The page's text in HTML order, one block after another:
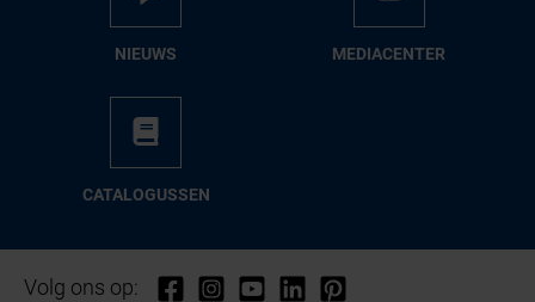
NIEUWS ME­DIA­CEN­TER
CA­TA­LO­GUS­SEN
Volg ons op: